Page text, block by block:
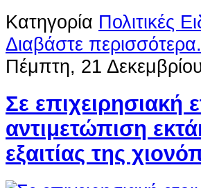
Κατηγορία Πολιτικές
Διαβάστε
Πέμπτη, 21
Σε επιχειρησιακή
αντιμετώπιση
εξαιτίας της